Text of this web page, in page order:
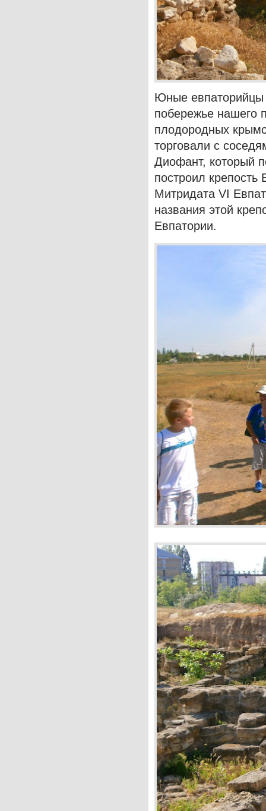
Юные евпаторийцы
побережье нашего
плодородных
торговали с
Диофант, который
построил крепость
Митридата VI
названия этой
Евпатории.